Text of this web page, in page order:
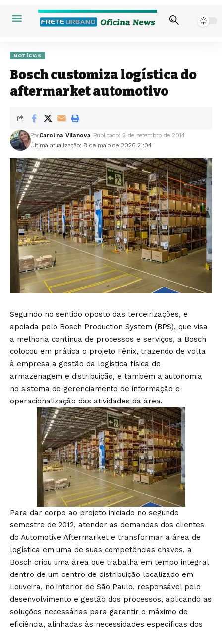
NOTÍCIAS
Bosch customiza logística do
aftermarket automotivo
Última atualização: 8 de maio de 2026 21:04
PorCarolina Vilanova Publicado: 2 de setembro de 2014
Seguindo no sentido oposto das terceirizações, e
apoiada pelo Bosch Production System (BPS), que visa
a melhoria contínua de processos e serviços, a Bosch
colocou em prática o projeto Fênix, trazendo de volta
à empresa a gestão da logística física de
armazenagem e distribuição, e também a autonomia
no sistema de gerenciamento de informação e
operacionalização das atividades da área.
Para dar corpo ao projeto iniciado no segundo
semestre de 2012, atender as demandas dos clientes
do Automotive Aftermarket e transformar a área de
logística em uma de suas competências chaves, a
Bosch criou uma área que trabalha em tempo integral
dentro de um centro de distribuição localizado em
Louveira, no interior de São Paulo, responsável pelo
desenvolvimento e gestão dos processos, aplicando as
soluções necessárias para garantir o máximo de
eficiência, alinhadas às necessidades específicas dos